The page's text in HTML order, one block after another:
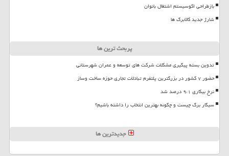
بازطراحی اکوسیستم اشتغال بانوان
شارژ جدید کالابرگ ها
پربحث ترین ها
تدوین بسته پیگیری مشکلات شرکت های توسعه و عمران شهرستانی
حضور ۷ کشور در بزرگترین پلتفرم تبادلات تجاری حوزه ساخت وساز
نرخ بیکاری ۹،۱ درصد شد
سیگار برگ چیست و چگونه بهترین انتخاب را داشته باشیم؟
جدیدترین ها